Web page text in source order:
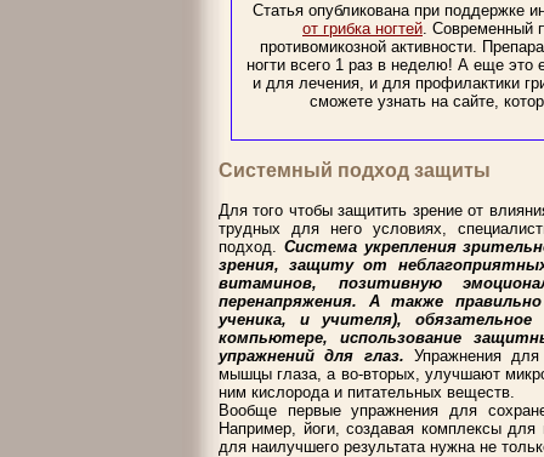
Статья опубликована при поддержке
от грибка ногтей. Современный
противомикозной активности.
ногти всего 1 раз в неделю! А еще это
и для лечения, и для профилактики
сможете узнать на сайте,
Системный подход защиты
Для того чтобы защитить зрение от
трудных для него условиях,
подход. Система укрепления
зрения, защиту от
витаминов, позитивную
перенапряжения. А также
ученика, и учителя),
компьютере, использование
упражнений для глаз. Упражнения
мышцы глаза, а во-вторых, улучшают
ним кислорода и питательных веществ.
Вообще первые упражнения для
Например, йоги, создавая комплексы
для наилучшего результата нужна не